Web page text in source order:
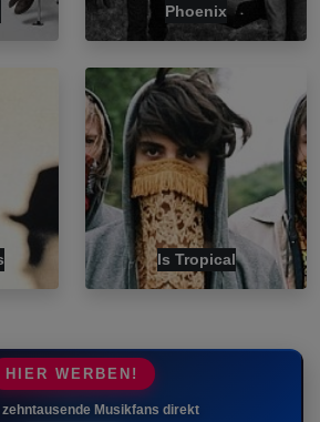
Phoenix
Is Tropical
HIER WERBEN!
zehntausende Musikfans direkt